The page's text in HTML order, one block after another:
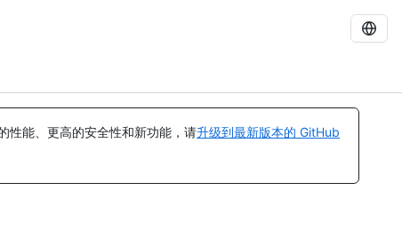
性能、更高的安全性和新功能，请升级到最新版本的 GitHub